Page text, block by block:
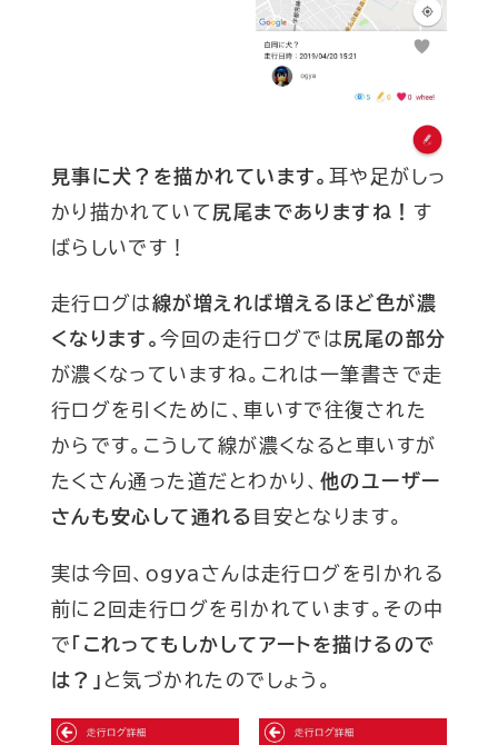
見事に犬？を描かれています。 耳や足がしっ
かり描かれていて 尻尾までありますね！ す
ばらしいです！
走行ログは線が増えれば増えるほど色が濃
くなります。今回の走行ログでは尻尾の部分
が濃くなっていますね。これは一筆書きで走
行ログを引くために、車いすで往復された
からです。こうして線が濃くなると車いすが
たくさん通った道だとわかり、 他のユーザー
さんも安心して通れる 目安となります。
実は今回、ogyaさんは走行ログを引かれる
前に2回走行ログを引かれています。その中
で
「これってもしかしてアートを描けるので
は？」 と気づかれたのでしょう。